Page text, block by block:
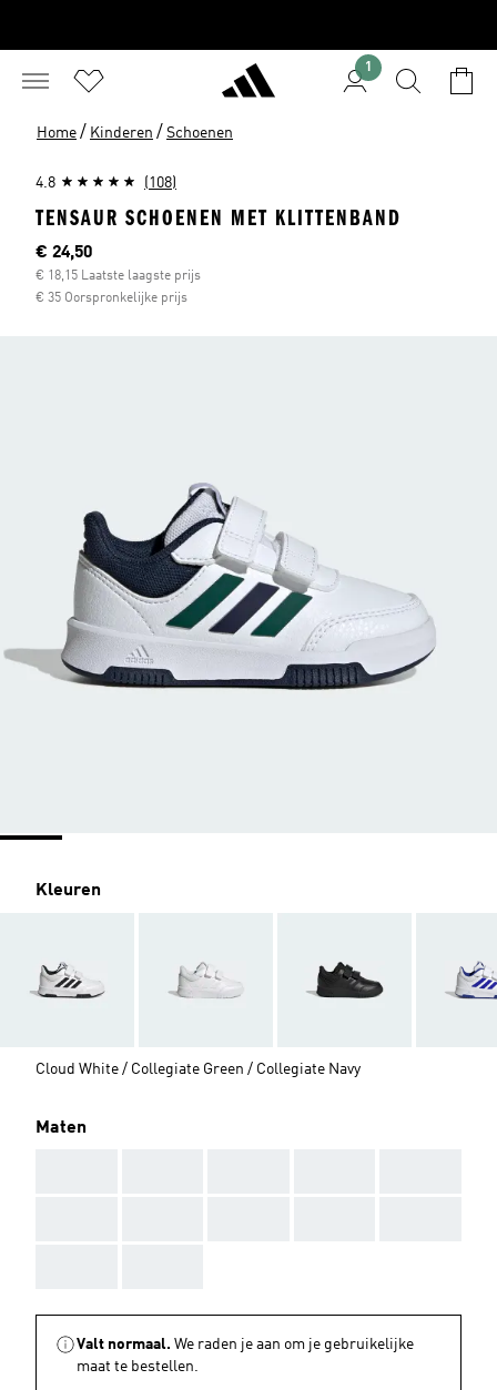
1
Home / Kinderen / Schoenen
4.8 (108)
TENSAUR SCHOENEN MET KLITTENBAND
Huidige prijs
€ 24,50
€ 18,15 Laatste laagste prijs
€ 35 Oorspronkelijke prijs
Kleuren
Cloud White / Collegiate Green / Collegiate Navy
Maten
Valt normaal. We raden je aan om je gebruikelijke
maat te bestellen.